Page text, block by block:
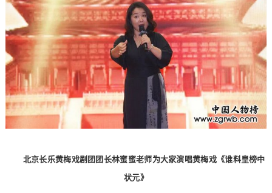
北京长乐黄梅戏剧团团长林蜜蜜老师为大家演唱黄梅戏《谁料皇榜中
状元》